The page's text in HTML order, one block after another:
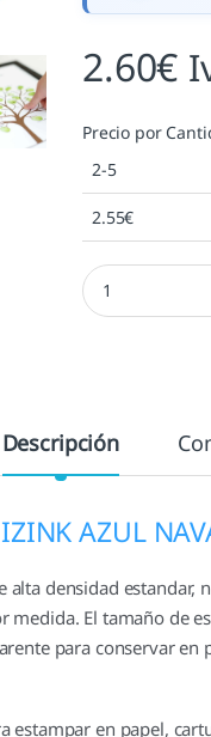
2.60€
Precio por
2-5
2.55€
Tampón Izink
Descripción
AZUL
densidad
medida. El tamaño de
para conservar en
estampar en papel,